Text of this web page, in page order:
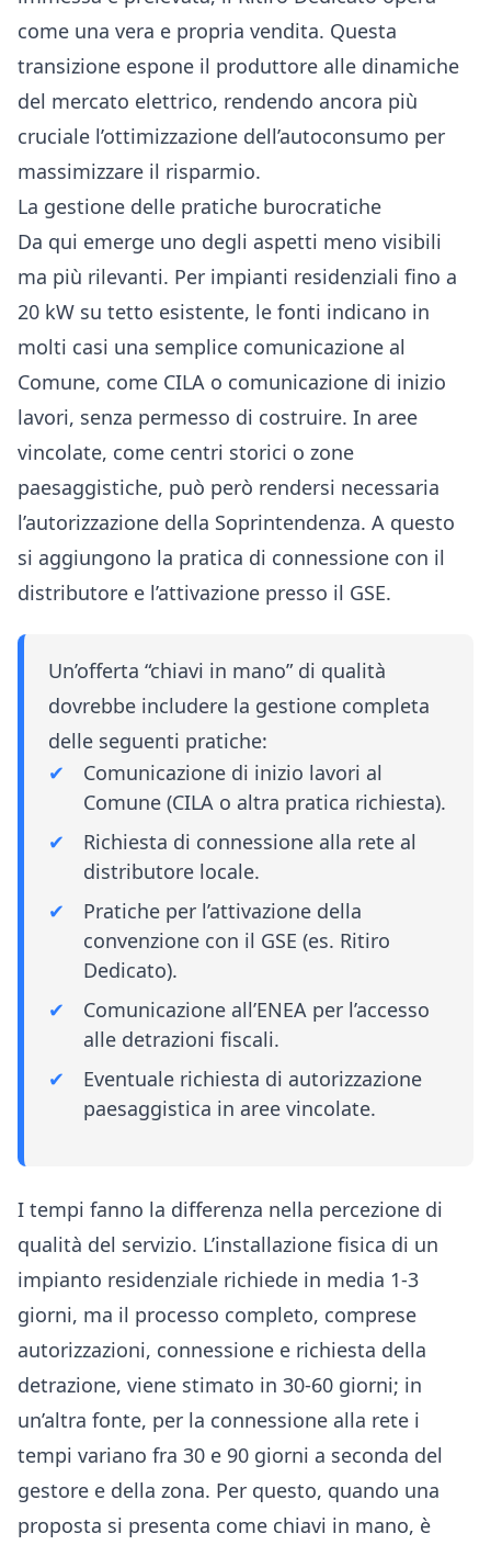
come una vera e propria vendita. Questa
transizione espone il produttore alle dinamiche
del mercato elettrico, rendendo ancora più
cruciale l’ottimizzazione dell’autoconsumo per
massimizzare il risparmio.
La gestione delle pratiche burocratiche
Da qui emerge uno degli aspetti meno visibili
ma più rilevanti. Per impianti residenziali fino a
20 kW su tetto esistente, le fonti indicano in
molti casi una semplice comunicazione al
Comune, come CILA o comunicazione di inizio
lavori, senza permesso di costruire. In aree
vincolate, come centri storici o zone
paesaggistiche, può però rendersi necessaria
l’autorizzazione della Soprintendenza. A questo
si aggiungono la pratica di connessione con il
distributore e l’attivazione presso il GSE.
Un’offerta “chiavi in mano” di qualità
dovrebbe includere la gestione completa
delle seguenti pratiche:
Comunicazione di inizio lavori al
Comune (CILA o altra pratica richiesta).
Richiesta di connessione alla rete al
distributore locale.
Pratiche per l’attivazione della
convenzione con il GSE (es. Ritiro
Dedicato).
Comunicazione all’ENEA per l’accesso
alle detrazioni fiscali.
Eventuale richiesta di autorizzazione
paesaggistica in aree vincolate.
I tempi fanno la differenza nella percezione di
qualità del servizio. L’installazione fisica di un
impianto residenziale richiede in media 1-3
giorni, ma il processo completo, comprese
autorizzazioni, connessione e richiesta della
detrazione, viene stimato in 30-60 giorni; in
un’altra fonte, per la connessione alla rete i
tempi variano fra 30 e 90 giorni a seconda del
gestore e della zona. Per questo, quando una
proposta si presenta come chiavi in mano, è